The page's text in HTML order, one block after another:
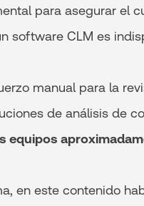
para asegurar el
software CLM es
manual para la
de análisis de
equipos
en este contenido